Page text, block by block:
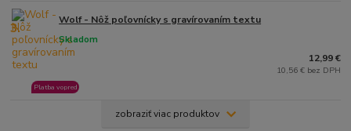
3. Wolf - Nôž poľovnícky s gravírovaním textu
Skladom
Platba vopred
12,99 €
10,56 € bez DPH
zobraziť viac produktov